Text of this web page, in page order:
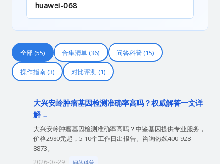
huawei-068
全部 (55) 合集清单 (36) 问答科普 (15)
操作指南 (3) 对比评测 (1)
大兴安岭肿瘤基因检测准确率高吗？权威解答一文详
解
大兴安岭肿瘤基因检测准确率高吗？中鉴基因提供专业服务，
价格2980元起，5-10个工作日出报告。咨询热线400-928-
8873。
2026-07-29 · 问答科普